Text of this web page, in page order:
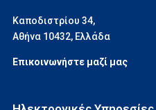
Καποδιστρίου 34,
Αθήνα 10432, Ελλάδα
Επικοινωνήστε μαζί μας